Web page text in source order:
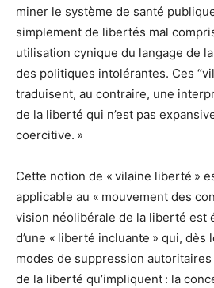
miner le système de santé
simplement de libertés mal
utilisation cynique du langage de
des politiques intolérantes. Ces
traduisent, au contraire, une
de la liberté qui n’est pas
coercitive. »
Cette notion de « vilaine liberté »
applicable au « mouvement des
vision néolibérale de la liberté est
d’une « liberté incluante » qui, dès
modes de suppression
de la liberté qu’impliquent : la